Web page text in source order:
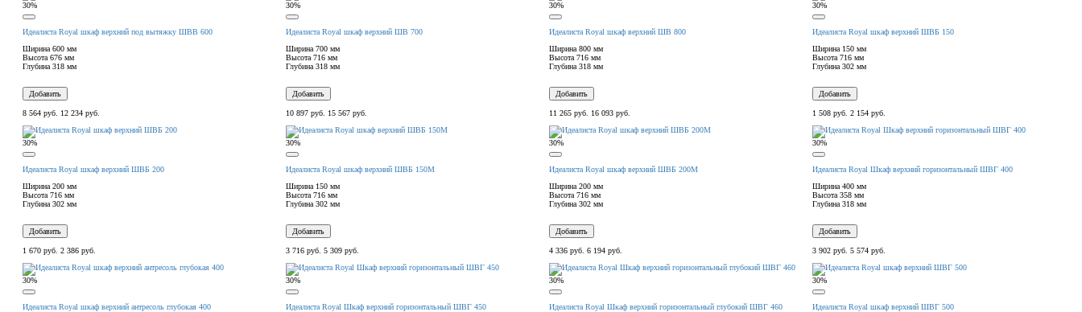
30%
Идеалиста Royal шкаф верхний под вытяжку ШВВ 600
Ширина 600 мм
Высота 676 мм
Глубина 318 мм
Добавить
8 564 руб. 12 234 руб.
30%
Идеалиста Royal шкаф верхний ШВ 700
Ширина 700 мм
Высота 716 мм
Глубина 318 мм
Добавить
10 897 руб. 15 567 руб.
30%
Идеалиста Royal шкаф верхний ШВ 800
Ширина 800 мм
Высота 716 мм
Глубина 318 мм
Добавить
11 265 руб. 16 093 руб.
30%
Идеалиста Royal шкаф верхний ШВБ 150
Ширина 150 мм
Высота 716 мм
Глубина 302 мм
Добавить
1 508 руб. 2 154 руб.
30%
Идеалиста Royal шкаф верхний ШВБ 200
Ширина 200 мм
Высота 716 мм
Глубина 302 мм
Добавить
1 670 руб. 2 386 руб.
30%
Идеалиста Royal шкаф верхний ШВБ 150М
Ширина 150 мм
Высота 716 мм
Глубина 302 мм
Добавить
3 716 руб. 5 309 руб.
30%
Идеалиста Royal шкаф верхний ШВБ 200М
Ширина 200 мм
Высота 716 мм
Глубина 302 мм
Добавить
4 336 руб. 6 194 руб.
30%
Идеалиста Royal Шкаф верхний горизонтальный ШВГ 400
Ширина 400 мм
Высота 358 мм
Глубина 318 мм
Добавить
3 902 руб. 5 574 руб.
30%
Идеалиста Royal шкаф верхний антресоль глубокая 400
30%
Идеалиста Royal Шкаф верхний горизонтальный ШВГ 450
30%
Идеалиста Royal Шкаф верхний горизонтальный глубокий ШВГ 460
30%
Идеалиста Royal шкаф верхний ШВГ 500